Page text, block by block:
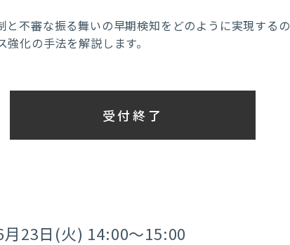
不審な振る舞いの早期検知をどのように実現する
化の手法を解説します。
受付終了
月23日(火) 14:00～15:00